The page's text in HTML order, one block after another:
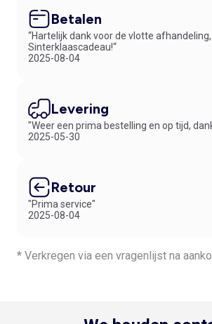
Betalen
“Hartelijk dank voor de vlotte
Sinterklaascadeau!“
2025-08-04
Levering
"Weer een prima bestelling en op tijd,
2025-05-30
Retour
"Prima service"
2025-08-04
* Verkregen via een vragenlijst na